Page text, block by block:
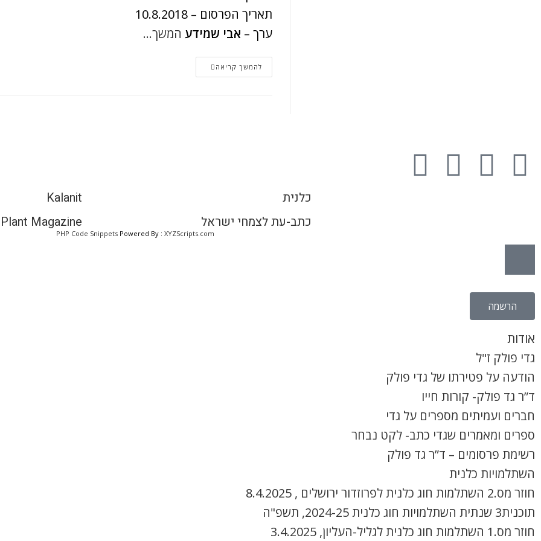
תאריך הפרסום – 10.8.2018
ערך – אבי שמידע המשך…
להמשך קריאה
כלנית
כתב-עת לצמחי ישראל
Kalanit
Magazine
PHP Code Snippets Powered By : XYZScripts.com
הרשמה
אודות
גדי פולק ז"ל
הודעה על פטירתו של גדי פולק
ד”ר גד פולק- קורות חייו
חברים ועמיתים מספרים על גדי
ספרים ומאמרים שגדי כתב- לקט נבחר
רשימת פרסומים – ד”ר גד פולק
השתלמויות כלנית
חוזר מס.2 השתלמות חוג כלנית לפרוזדור ירושלים , 8.4.2025
תוכנית3 שנתית השתלמויות חוג כלנית 2024-25, תשפ"ה
חוזר מס.1 השתלמות חוג כלנית לגליל-העליון, 3.4.2025